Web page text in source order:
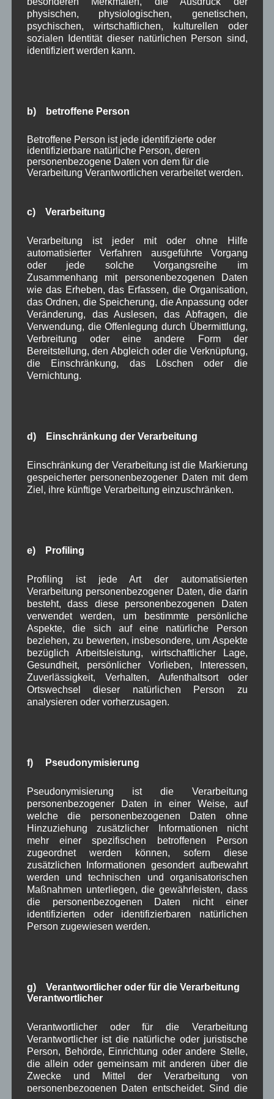
Weiterlesen
Aushang Rathaus, in Wallgau
Dorferneuerung(154)
Gemeinderat(128)
in Wallgau
(1.091)
Kommunalpolitik(85)
Pressespiegel(282)
um Wallgau(258)
Wallgau im Netz(65)
Schlagwörter
Bildergalerie , Brauchtum
Dorferneuerung , Dorfleben ,
Dorfplatz ,Energiewende , Fest ,G7 ,
Kirche Kunsthandwerk
Musik , Natur und Umwelt Ochsenrennen
Schule Sport ,Tagespflege , Tourismus ,
TV ,Umfrage , Veranstaltung , Verkehr ,
Verwaltung , Video
Vorstand Dorferneuerung , Woiga.de
Zeitung Zigarettensteig
von Eisen.
Neueste Kommentare
WBEbeiÜber uns
Josef Otler, Verein fürr GeschichtebeiÜber uns
Gerd ErfertbeiÜber uns
August 2026
Juli 2026(9)
April 2026(8)
März 2026(9)
Februar 2026(6)
Januar 2026
Dezember 2025(14)
physischen, physiologischen, genetischen,
psychischen, wirtschaftlichen, kulturellen oder
sozialen Identität dieser natürlichen Person sind,
identifiziert werden kann.
b) betroffene Person
Betroffene Person ist jede identifizierte oder
identifizierbare natürliche Person, deren
personenbezogene Daten von dem für die
Verarbeitung Verantwortlichen verarbeitet werden.
c) Verarbeitung
Verarbeitung ist jeder mit oder ohne Hilfe
automatisierter Verfahren ausgeführte Vorgang
oder jede solche Vorgangsreihe im
Zusammenhang mit personenbezogenen Daten
wie das Erheben, das Erfassen, die Organisation,
das Ordnen, die Speicherung, die Anpassung oder
Veränderung, das Auslesen, das Abfragen, die
Verwendung, die Offenlegung durch Übermittlung,
Verbreitung oder eine andere Form der
Bereitstellung, den Abgleich oder die Verknüpfung,
die Einschränkung, das Löschen oder die
Vernichtung.
d) Einschränkung der Verarbeitung
Einschränkung der Verarbeitung ist die Markierung
gespeicherter personenbezogener Daten mit dem
Ziel, ihre künftige Verarbeitung einzuschränken.
e) Profiling
Profiling ist jede Art der automatisierten
Verarbeitung personenbezogener Daten, die darin
besteht, dass diese personenbezogenen Daten
verwendet werden, um bestimmte persönliche
Aspekte, die sich auf eine natürliche Person
beziehen, zu bewerten, insbesondere, um Aspekte
bezüglich Arbeitsleistung, wirtschaftlicher Lage,
Gesundheit, persönlicher Vorlieben, Interessen,
Zuverlässigkeit, Verhalten, Aufenthaltsort oder
Ortswechsel dieser natürlichen Person zu
analysieren oder vorherzusagen.
f) Pseudonymisierung
Pseudonymisierung ist die Verarbeitung
personenbezogener Daten in einer Weise, auf
welche die personenbezogenen Daten ohne
Hinzuziehung zusätzlicher Informationen nicht
mehr einer spezifischen betroffenen Person
zugeordnet werden können, sofern diese
zusätzlichen Informationen gesondert aufbewahrt
werden und technischen und organisatorischen
Maßnahmen unterliegen, die gewährleisten, dass
die personenbezogenen Daten nicht einer
identifizierten oder identifizierbaren natürlichen
Person zugewiesen werden.
g) Verantwortlicher oder für die Verarbeitung
Verantwortlicher
Verantwortlicher oder für die Verarbeitung
Verantwortlicher ist die natürliche oder juristische
Person, Behörde, Einrichtung oder andere Stelle,
die allein oder gemeinsam mit anderen über die
Zwecke und Mittel der Verarbeitung von
personenbezogenen Daten entscheidet. Sind die